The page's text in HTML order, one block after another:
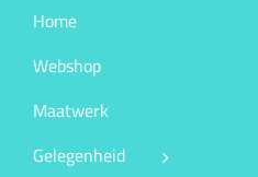
Home
Webshop
Maatwerk
Gelegenheid